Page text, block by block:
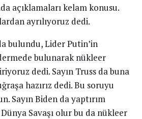
açıklamaları kelam konusu.
ayrılıyoruz dedi.
bulundu, Lider Putin’in
bulunarak nükleer
dedi. Sayın Truss da buna
hazırız dedi. Bu soruyu
Sayın Biden da yaptırım
Dünya Savaşı olur bu da nükleer